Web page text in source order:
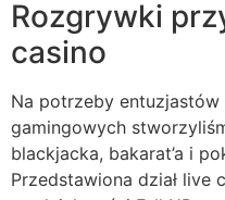
panel
panel
panel
panel
panel
Rozgrywki
casino
Na potrzeby
gamingowych
blackjacka, bakarat’a i
Przedstawiona dział live